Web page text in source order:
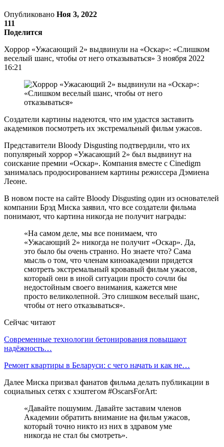
Опубликовано Ноя 3, 2022
111
Поделится
Хоррор «Ужасающий 2» выдвинули на «Оскар»: «Слишком
веселый шанс, чтобы от него отказываться» 3 ноября 2022
16:21
Создатели картины надеются, что им удастся заставить
академиков посмотреть их экстремальный фильм ужасов.
Представители Bloody Disgusting подтвердили, что их
популярный хоррор «Ужасающий 2» был выдвинут на
соискание премии «Оскар». Компания вместе с Cinedigm
занималась продюсированием картины режиссера Дэмиена
Леоне.
В новом посте на сайте Bloody Disgusting один из основателей
компании Брэд Миска заявил, что все создатели фильма
понимают, что картина никогда не получит награды:
«На самом деле, мы все понимаем, что
«Ужасающий 2» никогда не получит «Оскар». Да,
это было бы очень странно. Но знаете что? Сама
мысль о том, что членам киноакадемии придется
смотреть экстремальный кровавый фильм ужасов,
который они в иной ситуации просто сочли бы
недостойным своего внимания, кажется мне
просто великолепной. Это слишком веселый шанс,
чтобы от него отказываться».
Сейчас читают
Современные технологии бетонирования повышают
надёжность…
Ремонт квартиры в Беларуси: с чего начать и как не…
Далее Миска призвал фанатов фильма делать публикации в
социальных сетях с хэштегом #OscarsForArt:
«Давайте пошумим. Давайте заставим членов
Академии обратить внимание на фильм ужасов,
который точно никто из них в здравом уме
никогда не стал бы смотреть».